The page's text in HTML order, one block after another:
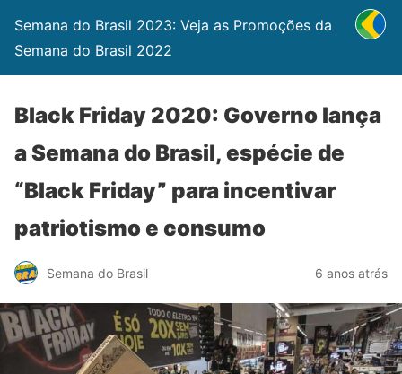
Semana do Brasil 2023: Veja as Promoções da
Semana do Brasil 2022
Black Friday 2020: Governo lança
a Semana do Brasil, espécie de
“Black Friday” para incentivar
patriotismo e consumo
Semana do Brasil 6 anos atrás